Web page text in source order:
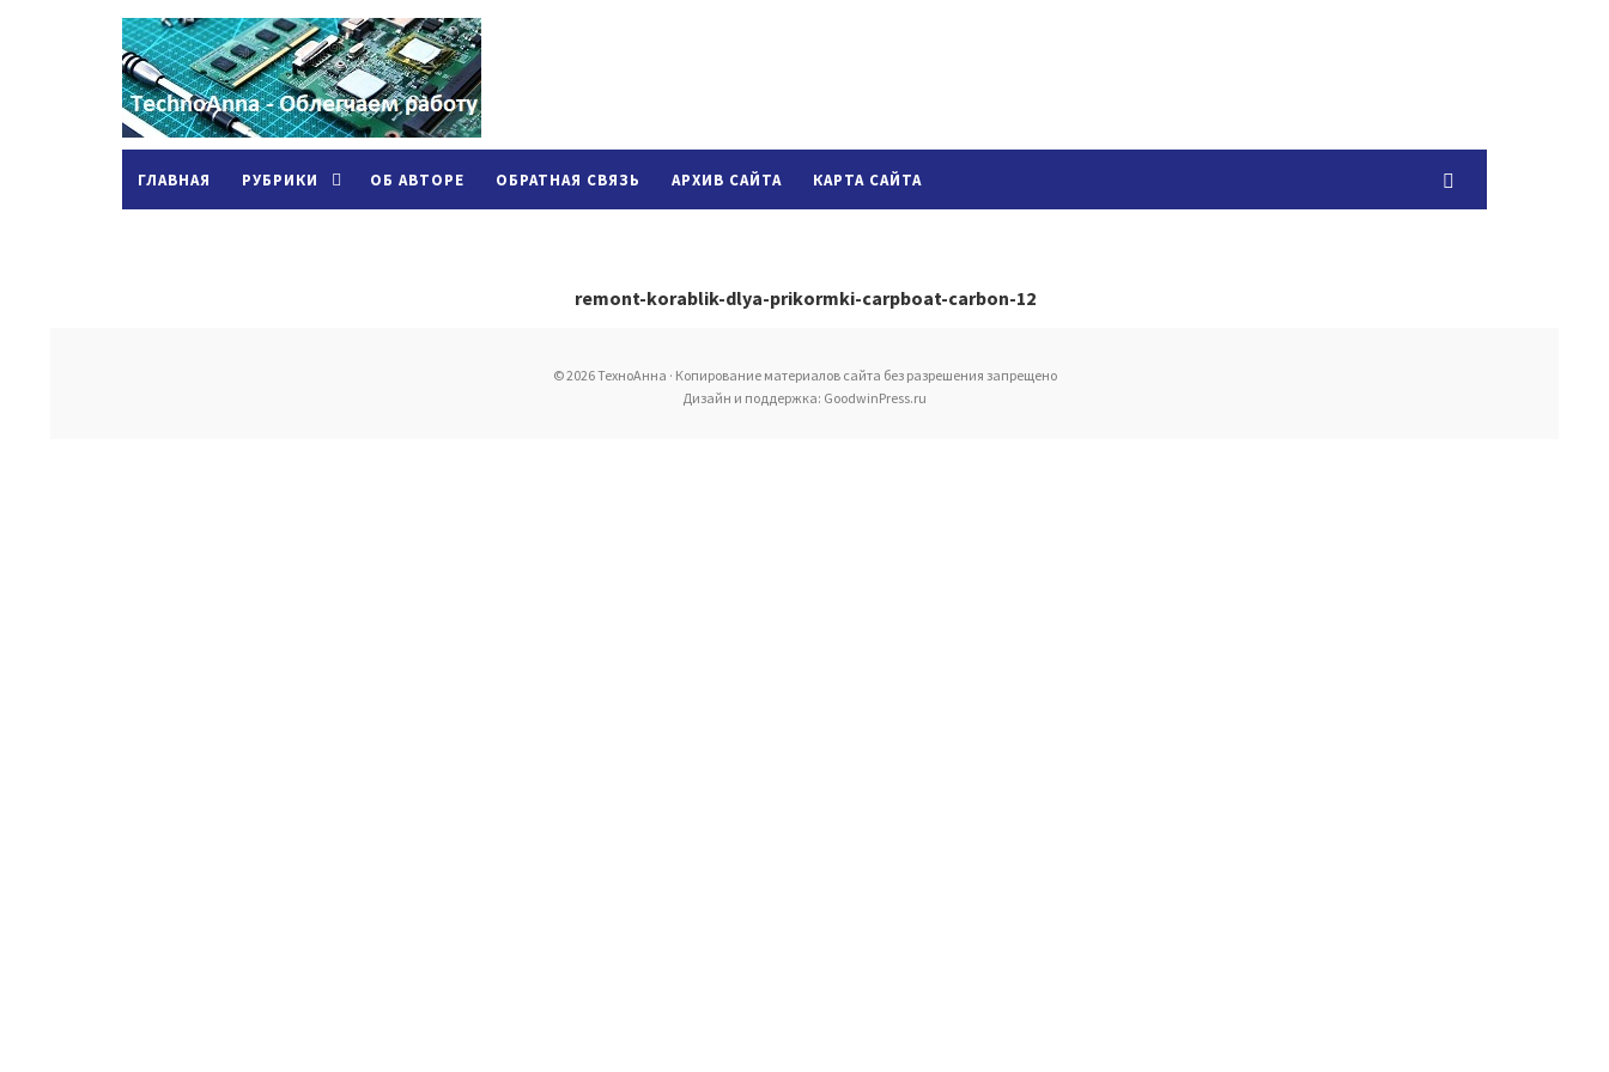
ГЛАВНАЯ РУБРИКИ ОБ АВТОРЕ ОБРАТНАЯ СВЯЗЬ АРХИВ САЙТА КАРТА САЙТА
remont-korablik-dlya-prikormki-carpboat-carbon-12
© 2026 ТехноАнна · Копирование материалов сайта без разрешения запрещено
Дизайн и поддержка: GoodwinPress.ru